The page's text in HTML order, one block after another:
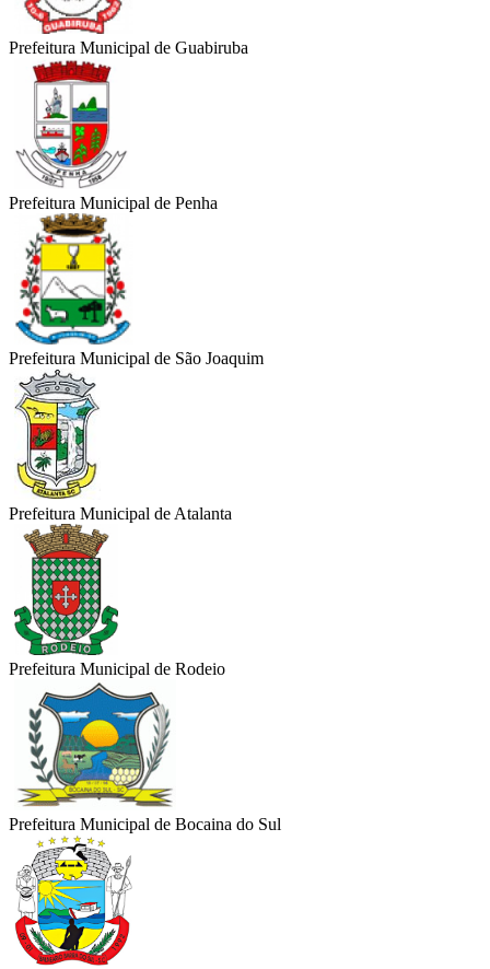
Prefeitura Municipal de Guabiruba
Prefeitura Municipal de Penha
Prefeitura Municipal de São Joaquim
Prefeitura Municipal de Atalanta
Prefeitura Municipal de Rodeio
Prefeitura Municipal de Bocaina do Sul